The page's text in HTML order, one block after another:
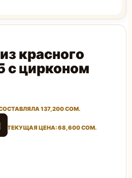
красного
с цирконом
137,200 СОМ.
ТЕКУЩАЯ ЦЕНА: 68,600 СОМ.